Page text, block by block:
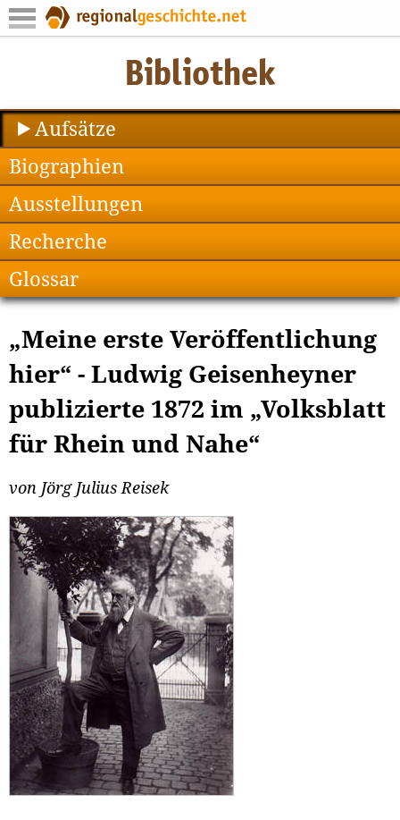
Aufsätze
Biographien
Ausstellungen
Recherche
Glossar
„Meine erste Veröffentlichung
hier“ - Ludwig Geisenheyner
publizierte 1872 im „Volksblatt
für Rhein und Nahe“
von Jörg Julius Reisek